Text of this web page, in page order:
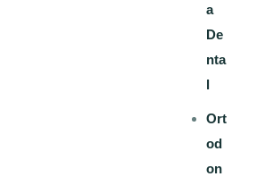
a
De
nta
l
Ort
od
on